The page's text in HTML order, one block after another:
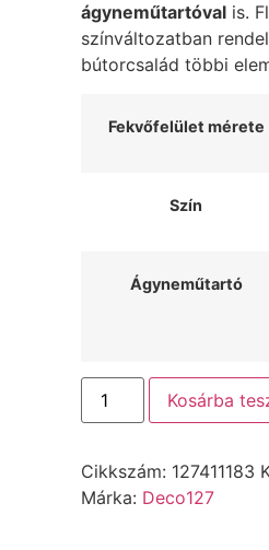
ágyneműtartóvalis.
színváltozatban
bútorcsalád többi
Fekvőfelület mérete
Szín
Ágyneműtartó
Kosárba
Cikkszám: 127411183
Márka: Deco127